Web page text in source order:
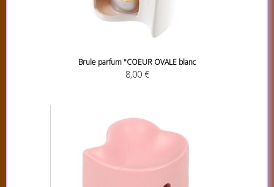
Brule parfum "COEUR OVALE blanc
8,00 €